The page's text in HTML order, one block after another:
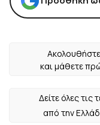
και μάθετε
Δείτε όλες τις
από την